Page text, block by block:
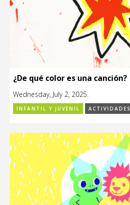
¿De qué color es una canción?
Wednesday, July 2, 2025.
INFANTIL Y JUVENIL ACTIVIDADES